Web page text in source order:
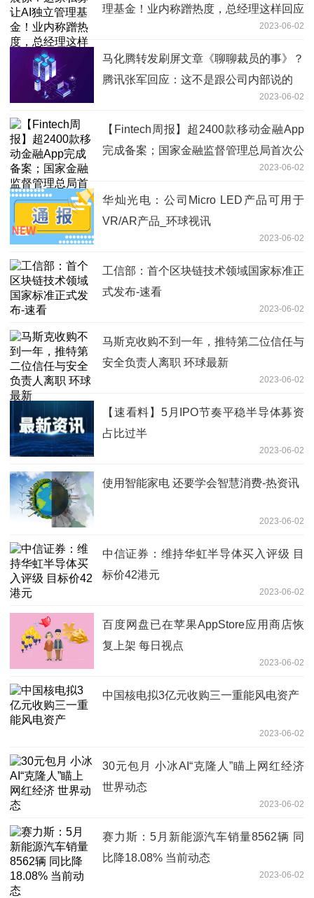
理基金！业内称蹭热度，总经理这样回应
2023-06-02
马化腾转发刷屏文章《聊聊裁员的事》？
腾讯张军回应：这不是跟公司内部说的
2023-06-02
【Fintech周报】超2400款移动金融App
完成备案；国家金融监督管理总局首次公
2023-06-02
华灿光电：公司Micro LED产品可用于
VR/AR产品_环球视讯
2023-06-02
工信部：首个区块链技术领域国家标准正
式发布-速看
2023-06-02
马斯克收购不到一年，推特第二位信任与
安全负责人离职 环球最新
2023-06-02
【速看料】5月IPO节奏平稳半导体募资
占比过半
2023-06-02
使用智能家电 还要学会智慧消费-热资讯
2023-06-02
中信证券：维持华虹半导体买入评级 目
标价42港元
2023-06-02
百度网盘已在苹果AppStore应用商店恢
复上架 每日视点
2023-06-02
中国核电拟3亿元收购三一重能风电资产
2023-06-02
30元包月 小冰AI“克隆人”瞄上网红经济
世界动态
2023-06-02
赛力斯：5月新能源汽车销量8562辆 同
比降18.08% 当前动态
2023-06-02